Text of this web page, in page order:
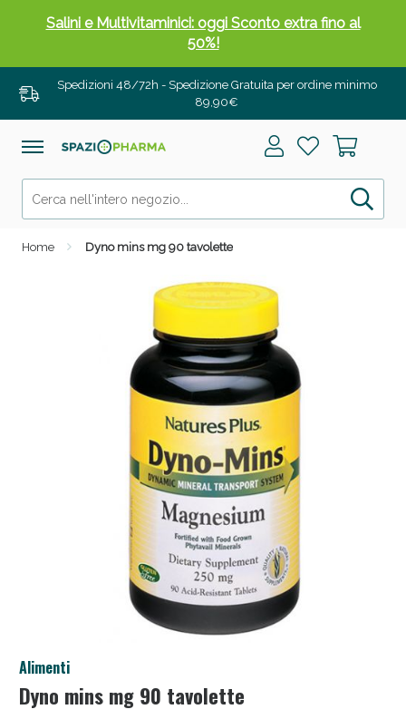
Spedizioni 48/72h - Spedizione Gratuita per ordine minimo
89,90€
Home Dyno mins mg 90 tavolette
Alimenti
Dyno mins mg 90 tavolette
Salini e Multivitaminici: oggi Sconto extra fino al
50%!
Anticellulite e Fanghi: Sconto fino al 40% valido
oggi!
Anticellulite e Fanghi: Sconto fino al 40% valido